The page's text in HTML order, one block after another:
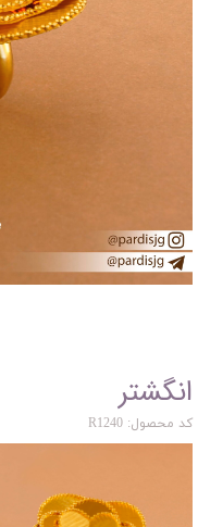
انگشتر
کد محصول: R1240